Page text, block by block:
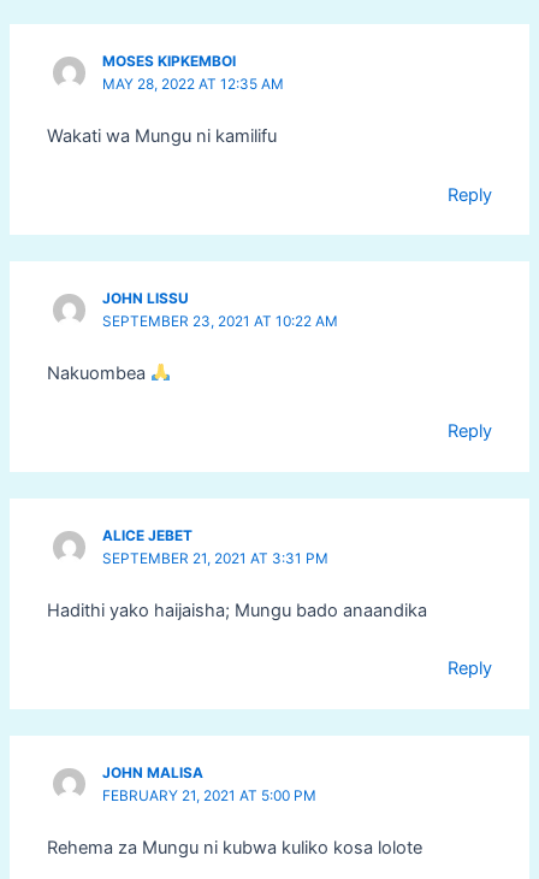
MOSES KIPKEMBOI
MAY 28, 2022 AT 12:35 AM
Wakati wa Mungu ni kamilifu
Reply
JOHN LISSU
SEPTEMBER 23, 2021 AT 10:22 AM
Nakuombea
Reply
ALICE JEBET
SEPTEMBER 21, 2021 AT 3:31 PM
Hadithi yako haijaisha; Mungu bado anaandika
Reply
JOHN MALISA
FEBRUARY 21, 2021 AT 5:00 PM
Rehema za Mungu ni kubwa kuliko kosa lolote